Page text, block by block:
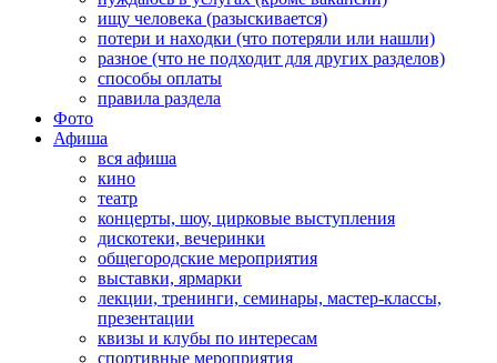
ищу человека (разыскивается)
потери и находки (что потеряли или нашли)
разное (что не подходит для других разделов)
способы оплаты
правила раздела
Фото
Афиша
вся афиша
кино
театр
концерты, шоу, цирковые выступления
дискотеки, вечеринки
общегородские мероприятия
выставки, ярмарки
лекции, тренинги, семинары, мастер-классы,
презентации
квизы и клубы по интересам
спортивные мероприятия